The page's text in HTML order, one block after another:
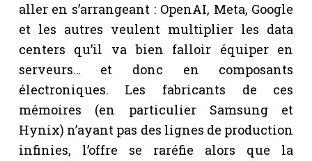
aller en s’arrangeant : OpenAI, Meta, Google
et les autres veulent multiplier les data
centers qu’il va bien falloir équiper en
serveurs… et donc en composants
électroniques. Les fabricants de ces
mémoires (en particulier Samsung et
Hynix) n’ayant pas des lignes de production
infinies, l’offre se raréfie alors que la